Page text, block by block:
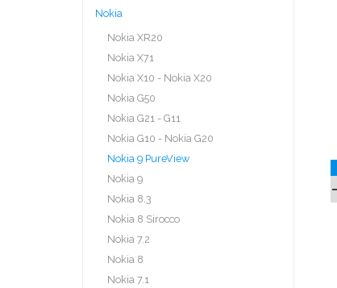
Nokia
Nokia XR20
Nokia X71
Nokia X10 - Nokia X20
Nokia G50
Nokia G21 - G11
Nokia G10 - Nokia G20
Nokia 9 PureView
Nokia 9
Nokia 8.3
Nokia 8 Sirocco
Nokia 7.2
Nokia 8
Nokia 7.1